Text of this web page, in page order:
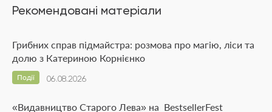
Рекомендовані матеріали
Грибних справ підмайстра: розмова про магію, ліси та
долю з Катериною Корнієнко
06.08.2026
Події
«Видавництво Старого Лева» на BestsellerFest